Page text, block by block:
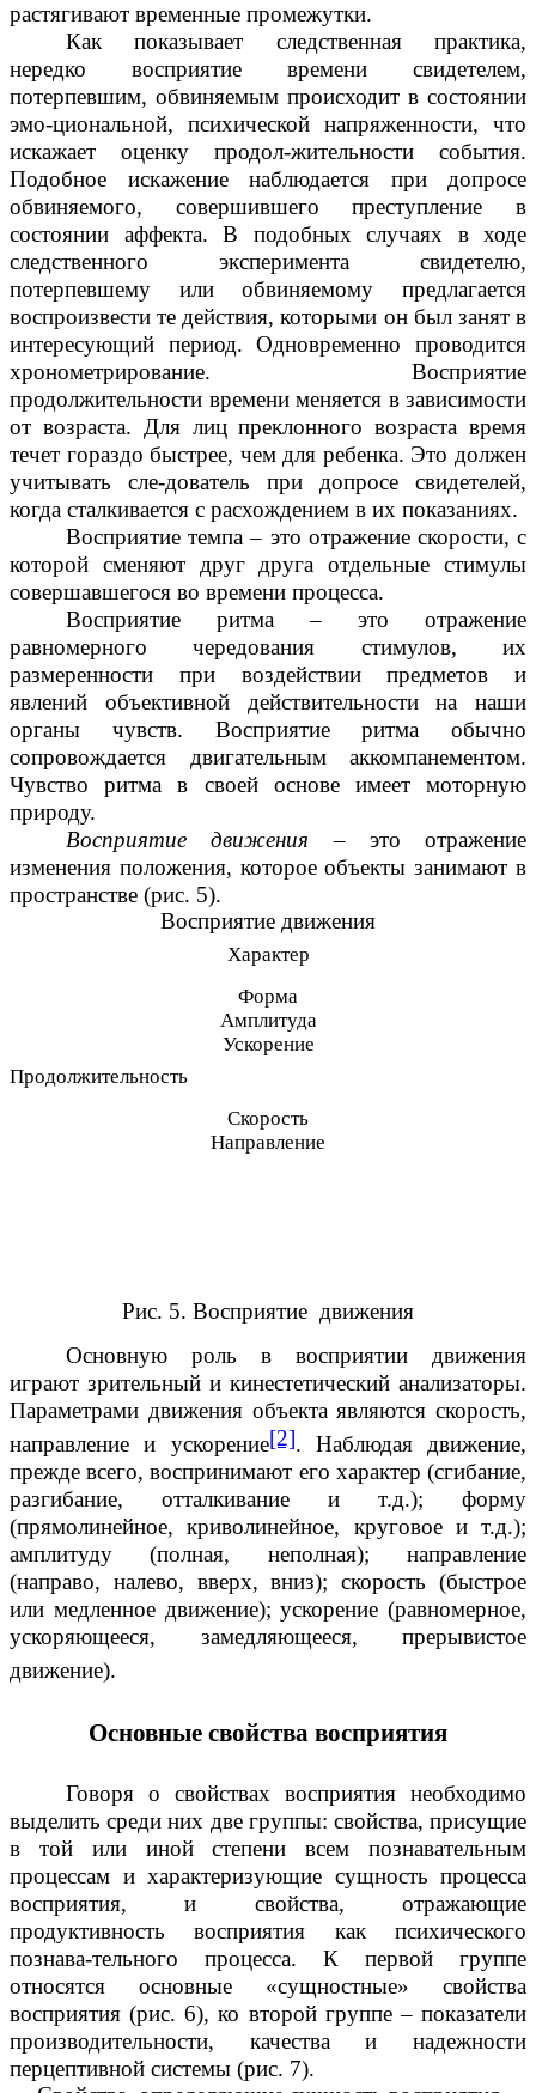
растягивают временные промежутки.
Как показывает следственная практика,
нередко восприятие времени свидетелем,
потерпевшим, обвиняемым происходит в состоянии
эмо-циональной, психической напряженности, что
искажает оценку продол-жительности события.
Подобное искажение наблюдается при допросе
обвиняемого, совершившего преступление в
состоянии аффекта. В подобных случаях в ходе
следственного эксперимента свидетелю,
потерпевшему или обвиняемому предлагается
воспроизвести те действия, которыми он был занят в
интересующий период. Одновременно проводится
хронометрирование. Восприятие
продолжительности времени меняется в зависимости
от возраста. Для лиц преклонного возраста время
течет гораздо быстрее, чем для ребенка. Это должен
учитывать сле-дователь при допросе свидетелей,
когда сталкивается с расхождением в их показаниях.
Восприятие темпа – это отражение скорости, с
которой сменяют друг друга отдельные стимулы
совершавшегося во времени процесса.
Восприятие ритма – это отражение
равномерного чередования стимулов, их
размеренности при воздействии предметов и
явлений объективной действительности на наши
органы чувств. Восприятие ритма обычно
сопровождается двигательным аккомпанементом.
Чувство ритма в своей основе имеет моторную
природу.
Восприятие движения – это отражение
изменения положения, которое объекты занимают в
пространстве (рис. 5).
Восприятие движения
Характер
Форма
Амплитуда
Ускорение
Продолжительность
Скорость
Направление
Рис. 5. Восприятие движения
Основную роль в восприятии движения
играют зрительный и кинестетический анализаторы.
Параметрами движения объекта являются скорость,
направление и ускорение[2]. Наблюдая движение,
прежде всего, воспринимают его характер (сгибание,
разгибание, отталкивание и т.д.); форму
(прямолинейное, криволинейное, круговое и т.д.);
амплитуду (полная, неполная); направление
(направо, налево, вверх, вниз); скорость (быстрое
или медленное движение); ускорение (равномерное,
ускоряющееся, замедляющееся, прерывистое
движение).
Основные свойства восприятия
Говоря о свойствах восприятия необходимо
выделить среди них две группы: свойства, присущие
в той или иной степени всем познавательным
процессам и характеризующие сущность процесса
восприятия, и свойства, отражающие
продуктивность восприятия как психического
познава-тельного процесса. К первой группе
относятся основные «сущностные» свойства
восприятия (рис. 6), ко второй группе – показатели
производительности, качества и надежности
перцептивной системы (рис. 7).